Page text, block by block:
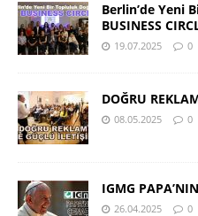
Berlin’de Yeni
BUSINESS
19.07.2025 0
DOĞRU
08.05.2025 0
IGMG
26.04.2025 0